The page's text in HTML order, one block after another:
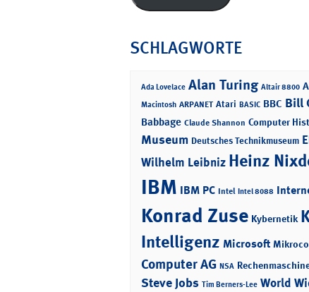
SCHLAGWORTE
Ada Lovelace Alan Turing Altair 8800
Macintosh ARPANET Atari BASIC BBC Bill
Babbage Claude Shannon Computer
Museum Deutsches Technikmuseum
Wilhelm Leibniz Heinz
IBM IBM PC Intel Intel 8088
Konrad Zuse Kybernetik
Intelligenz Microsoft
Computer AG NSA
Steve Jobs Tim Berners-Lee World